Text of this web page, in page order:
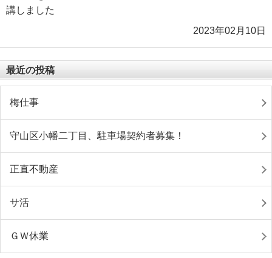
2023年02月10日
最近の投稿
梅仕事
守山区小幡二丁目、駐車場契約者募集！
正直不動産
サ活
ＧＷ休業